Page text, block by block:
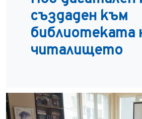
създаден към
библиотеката
читалището